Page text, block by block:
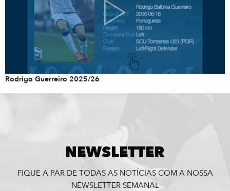
Rodrigo Guerreiro 2025/26
NEWSLETTER
FIQUE A PAR DE TODAS AS NOTÍCIAS COM A NOSSA
NEWSLETTER SEMANAL